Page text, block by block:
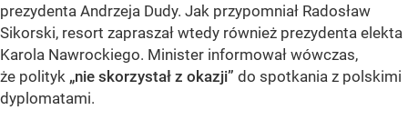
prezydenta Andrzeja Dudy. Jak przypomniał Radosław
Sikorski, resort zapraszał wtedy również prezydenta elekta
Karola Nawrockiego. Minister informował wówczas,
że polityk „nie skorzystał z okazji” do spotkania z polskimi
dyplomatami.